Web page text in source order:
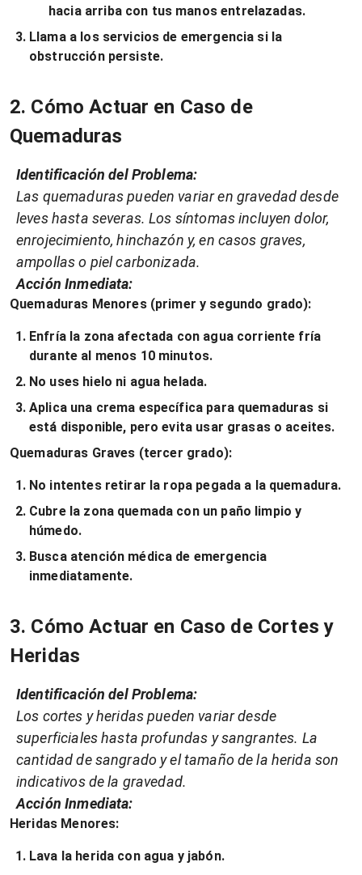
hacia arriba con tus manos entrelazadas.
Llama a los servicios de emergencia si la
obstrucción persiste.
2. Cómo Actuar en Caso de
Quemaduras
Identificación del Problema:
Las quemaduras pueden variar en gravedad desde
leves hasta severas. Los síntomas incluyen dolor,
enrojecimiento, hinchazón y, en casos graves,
ampollas o piel carbonizada.
Acción Inmediata:
Quemaduras Menores (primer y segundo grado):
Enfría la zona afectada con agua corriente fría
durante al menos 10 minutos.
No uses hielo ni agua helada.
Aplica una crema específica para quemaduras si
está disponible, pero evita usar grasas o aceites.
Quemaduras Graves (tercer grado):
No intentes retirar la ropa pegada a la quemadura.
Cubre la zona quemada con un paño limpio y
húmedo.
Busca atención médica de emergencia
inmediatamente.
3. Cómo Actuar en Caso de Cortes y
Heridas
Identificación del Problema:
Los cortes y heridas pueden variar desde
superficiales hasta profundas y sangrantes. La
cantidad de sangrado y el tamaño de la herida son
indicativos de la gravedad.
Acción Inmediata:
Heridas Menores:
Lava la herida con agua y jabón.